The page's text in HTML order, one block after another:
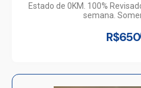
Estado de 0KM. 100%
semana.
R$650